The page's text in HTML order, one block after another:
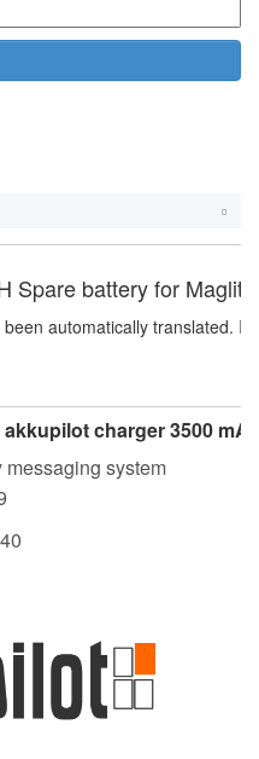
Spare battery for
automatically translated.
charger 3500
system